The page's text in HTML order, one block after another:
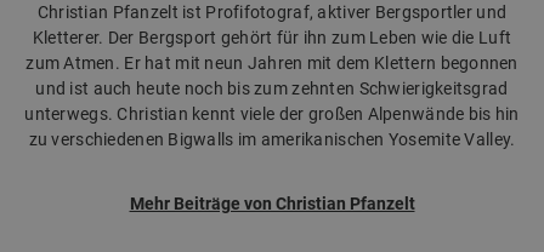
Christian Pfanzelt ist Profifotograf, aktiver Bergsportler und
Kletterer. Der Bergsport gehört für ihn zum Leben wie die Luft
zum Atmen. Er hat mit neun Jahren mit dem Klettern begonnen
und ist auch heute noch bis zum zehnten Schwierigkeitsgrad
unterwegs. Christian kennt viele der großen Alpenwände bis hin
zu verschiedenen Bigwalls im amerikanischen Yosemite Valley.
Mehr Beiträge von Christian Pfanzelt